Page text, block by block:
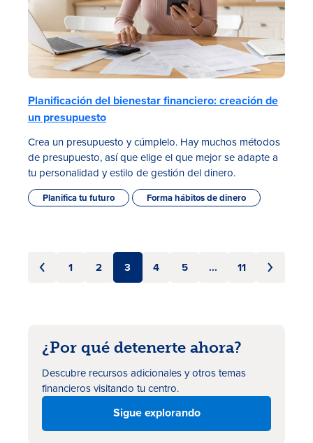
Planificación del bienestar financiero: creación de
un presupuesto
Crea un presupuesto y cúmplelo. Hay muchos métodos
de presupuesto, así que elige el que mejor se adapte a
tu personalidad y estilo de gestión del dinero.
Planifica tu futuro Forma hábitos de dinero
1 2 3 4 5 ... 11
¿Por qué detenerte ahora?
Descubre recursos adicionalesy otros temas
financieros visitando tu centro.
Sigue explorando